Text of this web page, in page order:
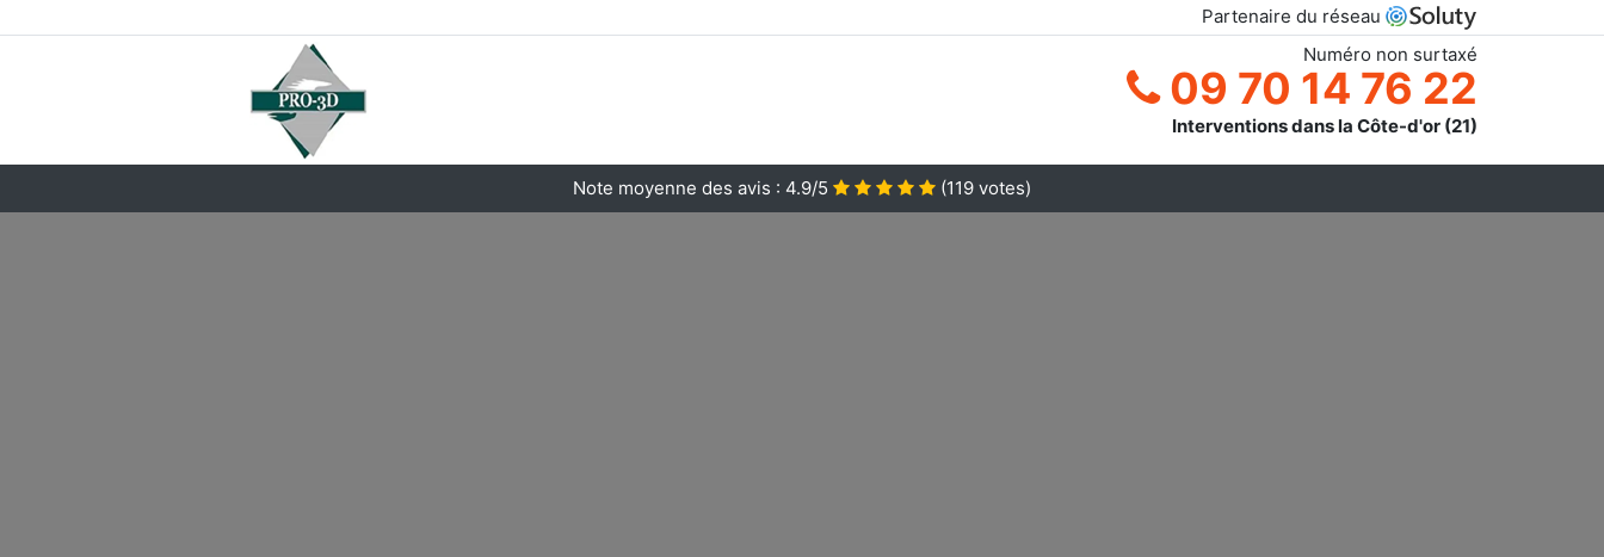
Partenaire du réseau
Numéro non surtaxé
09 70 14 76 22
Interventions dans la Côte-d'or (21)
Note moyenne des avis : 4.9/5 (119 votes)